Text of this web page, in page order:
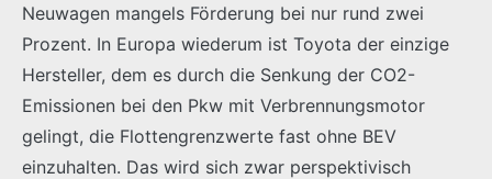
Neuwagen mangels Förderung bei nur rund zwei
Prozent. In Europa wiederum ist Toyota der einzige
Hersteller, dem es durch die Senkung der CO2-
Emissionen bei den Pkw mit Verbrennungsmotor
gelingt, die Flottengrenzwerte fast ohne BEV
einzuhalten. Das wird sich zwar perspektivisch